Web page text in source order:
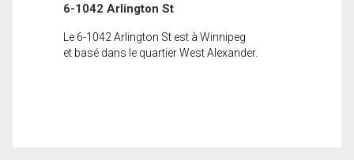
6-1042 Arlington St
Le 6-1042 Arlington St est à Winnipeg
et basé dans le quartier West Alexander.